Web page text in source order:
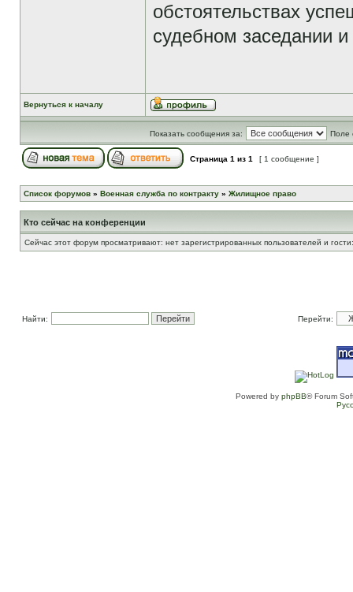
обстоятельствах
судебном заседании
Вернуться к началу
Показать сообщения за: Поле
Страница 1 из 1 [ 1 сообщение ]
Список форумов » Военная служба по контракту » Жилищное право
Кто сейчас на конференции
Сейчас этот форум просматривают: нет зарегистрированных пользователей и
Найти: Перейти:
Powered by phpBB® Forum